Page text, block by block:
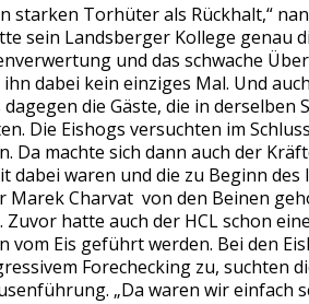
Torhüter als Rückhalt,“
sein Landsberger Kollege
und das schwache
dabei kein einziges Mal. Und
die Gäste, die in
Die Eishogs versuchten im
Da machte sich dann auch der
dabei waren und die zu Beginn
Charvat von den Beinen
hatte auch der HCL schon
Eis geführt werden. Bei den
Forechecking zu,
„Da waren wir einfach